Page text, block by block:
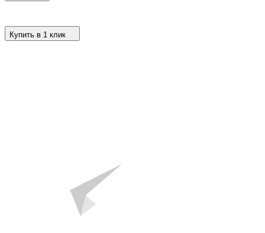
Купить в 1 клик